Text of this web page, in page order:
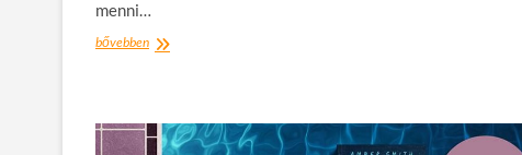
menni…
bővebbenKönyvajánló
örökre